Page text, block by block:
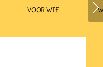
VOOR WIE